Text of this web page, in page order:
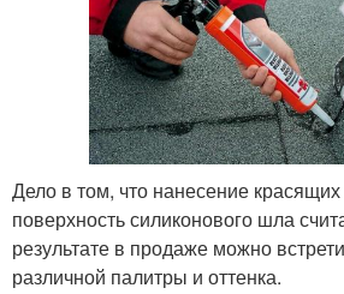
Дело в том, что нанесение
поверхность силиконового шла
результате в продаже можно
различной палитры и оттенка.